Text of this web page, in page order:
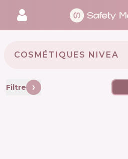
COSMÉTIQUES NIVEA 🇩🇪
Filtre